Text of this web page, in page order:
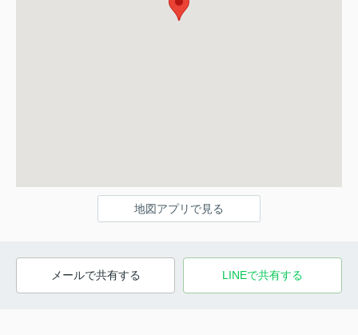
地図アプリで見る
メールで共有する LINEで共有する